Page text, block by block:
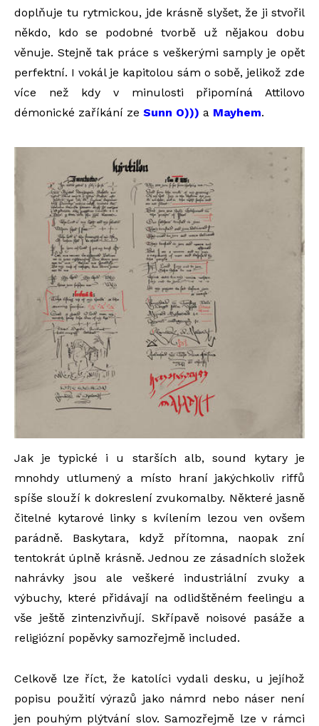
doplňuje tu rytmickou, jde krásně slyšet, že ji stvořil
někdo, kdo se podobné tvorbě už nějakou dobu
věnuje. Stejně tak práce s veškerými samply je opět
perfektní. I vokál je kapitolou sám o sobě, jelikož zde
více než kdy v minulosti připomíná Attilovo
démonické zaříkání ze Sunn O))) a Mayhem.
Jak je typické i u starších alb, sound kytary je
mnohdy utlumený a místo hraní jakýchkoliv riffů
spíše slouží k dokreslení zvukomalby. Některé jasně
čitelné kytarové linky s kvílením lezou ven ovšem
parádně. Baskytara, když přítomna, naopak zní
tentokrát úplně krásně. Jednou ze zásadních složek
nahrávky jsou ale veškeré industriální zvuky a
výbuchy, které přidávají na odlidštěném feelingu a
vše ještě zintenzivňují. Skřípavě noisové pasáže a
religiózní popěvky samozřejmě included.
Celkově lze říct, že katolíci vydali desku, u jejíhož
popisu použití výrazů jako námrd nebo náser není
jen pouhým plýtvání slov. Samozřejmě lze v rámci